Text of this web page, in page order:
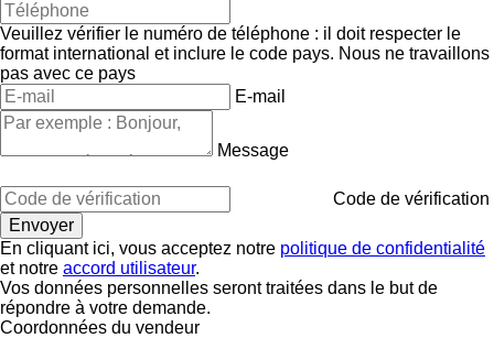
Veuillez vérifier le numéro de téléphone : il doit respecter le
format international et inclure le code pays. Nous ne travaillons
pas avec ce pays
E-mail
Message
Code de vérification
En cliquant ici, vous acceptez notre politique de confidentialité
et notre accord utilisateur.
Vos données personnelles seront traitées dans le but de
répondre à votre demande.
Coordonnées du vendeur